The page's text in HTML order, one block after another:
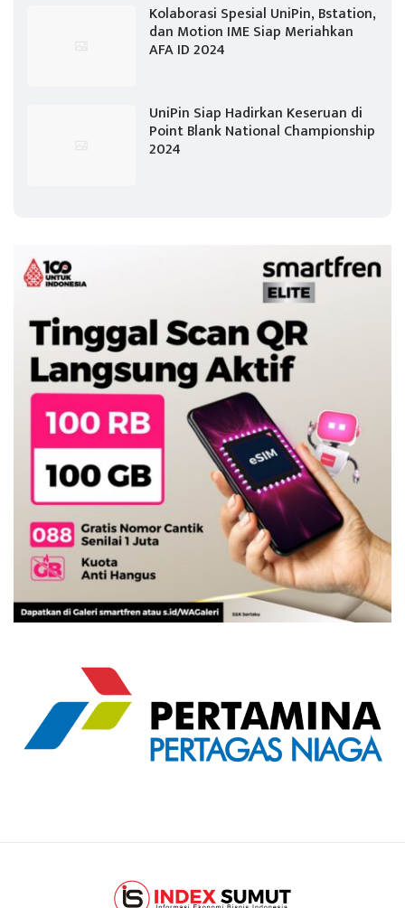
Kolaborasi Spesial UniPin, Bstation,
dan Motion IME Siap Meriahkan
AFA ID 2024
UniPin Siap Hadirkan Keseruan di
Point Blank National Championship
2024